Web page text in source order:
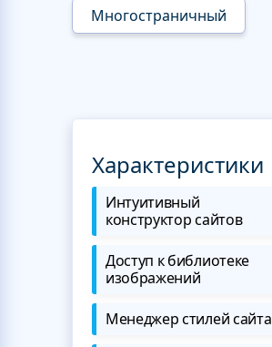
Многостраничный
Характеристики
Интуитивный
конструктор сайтов
Доступ к библиотеке
изображений
Менеджер стилей сайта